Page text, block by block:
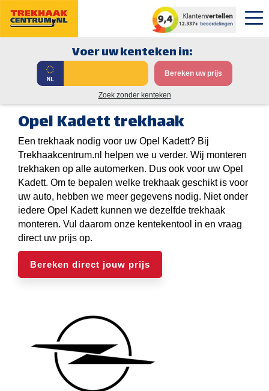
Voer uw kenteken in:
Bereken uw prijs
Zoek zonder kenteken
Opel Kadett trekhaak
Een trekhaak nodig voor uw Opel Kadett? Bij
Trekhaakcentrum.nl helpen we u verder. Wij monteren
trekhaken op alle automerken. Dus ook voor uw Opel
Kadett. Om te bepalen welke trekhaak geschikt is voor
uw auto, hebben we meer gegevens nodig. Niet onder
iedere Opel Kadett kunnen we dezelfde trekhaak
monteren. Vul daarom onze kentekentool in en vraag
direct uw prijs op.
Bereken direct jouw prijs